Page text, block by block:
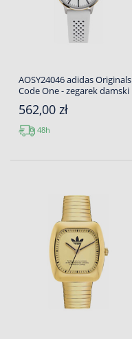
AOSY24046 adidas Originals
Code One - zegarek damski
562,00 zł
48h